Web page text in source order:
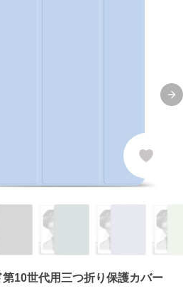
10世代用三つ折り保護カバー